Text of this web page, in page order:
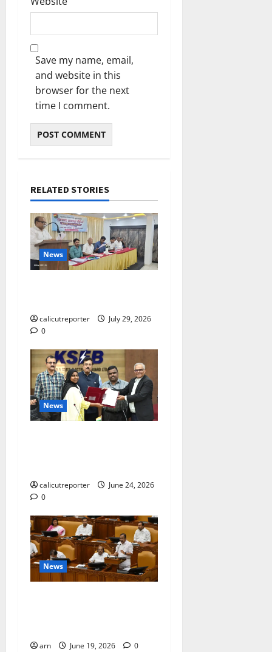
Save my name, email,
and website in this
browser for the next
time I comment.
RELATED STORIES
News
calicutreporter
July 29, 2026
0
News
calicutreporter
June 24, 2026
0
News
arn June 19, 2026 0